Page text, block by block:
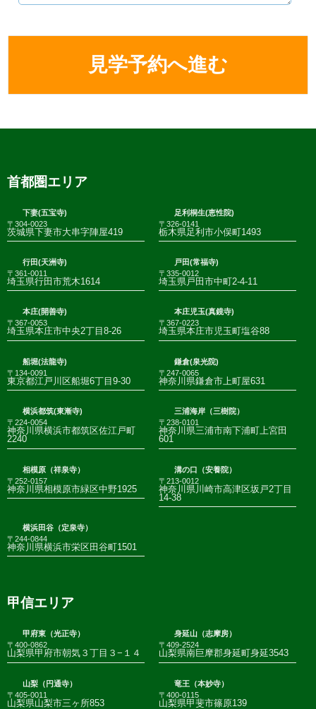
首都圏エリア
下妻(五宝寺)
〒304-0023
茨城県下妻市大串字陣屋419
足利桐生(恵性院)
〒326-0141
栃木県足利市小俣町1493
行田(天洲寺)
〒361-0011
埼玉県行田市荒木1614
戸田(常福寺)
〒335-0012
埼玉県戸田市中町2-4-11
本庄(開善寺)
〒367-0053
埼玉県本庄市中央2丁目8-26
本庄児玉(真鏡寺)
〒367-0223
埼玉県本庄市児玉町塩谷88
船堀(法龍寺)
〒134-0091
東京都江戸川区船堀6丁目9-30
鎌倉(泉光院)
〒247-0065
神奈川県鎌倉市上町屋631
横浜都筑(東漸寺)
〒224-0054
神奈川県横浜市都筑区佐江戸町
2240
三浦海岸（三樹院）
〒238-0101
神奈川県三浦市南下浦町上宮田
601
相模原（祥泉寺）
〒252-0157
神奈川県相模原市緑区中野1925
溝の口（安養院）
〒213-0012
神奈川県川崎市高津区坂戸2丁目
14-38
横浜田谷（定泉寺）
〒244-0844
神奈川県横浜市栄区田谷町1501
甲信エリア
甲府東（光正寺）
〒400-0862
山梨県甲府市朝気３丁目３−１４
身延山（志摩房）
〒409-2524
山梨県南巨摩郡身延町身延3543
山梨（円通寺）
〒405-0011
山梨県山梨市三ヶ所853
竜王（本妙寺）
〒400-0115
山梨県甲斐市篠原139